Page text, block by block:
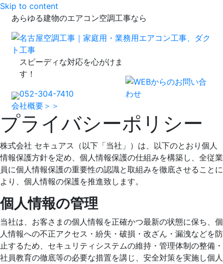
Skip to content
あらゆる建物のエアコン空調工事なら
スピーディな対応を心がけま
す！
052-304-7410
会社概要＞＞
プライバシーポリシー
株式会社 セキュアス（以下「当社」）は、以下のとおり個人
情報保護方針を定め、個人情報保護の仕組みを構築し、全従業
員に個人情報保護の重要性の認識と取組みを徹底させることに
より、個人情報の保護を推進致します。
個人情報の管理
当社は、お客さまの個人情報を正確かつ最新の状態に保ち、個
人情報への不正アクセス・紛失・破損・改ざん・漏洩などを防
止するため、セキュリティシステムの維持・管理体制の整備・
社員教育の徹底等の必要な措置を講じ、安全対策を実施し個人